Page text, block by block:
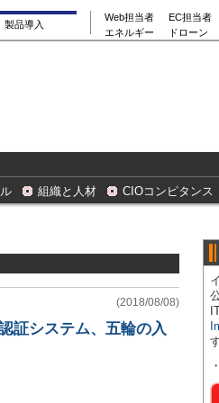
製品導入
Web担当者 EC担当者
エネルギー
ドローン
組織と人材 CIOコンピタンス
(2018/08/08)
証システム、五輪の入
・